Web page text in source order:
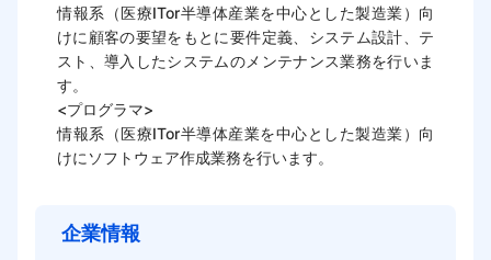
情報系（医療ITor半導体産業を中心とした製造業）向
けに顧客の要望をもとに要件定義、システム設計、テ
スト、導入したシステムのメンテナンス業務を行いま
す。
<プログラマ>
情報系（医療ITor半導体産業を中心とした製造業）向
けにソフトウェア作成業務を行います。
企業情報